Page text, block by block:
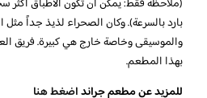
والموسيقى وخاصة خارج هي كبيرة. فريق
بهذا المطعم.
للمزيد عن مطعم جرانداضغط هنا